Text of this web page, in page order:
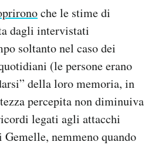
che le stime di
dagli intervistati
soltanto nel caso dei
(le persone erano
della loro memoria, in
percepita non diminuiva
legati agli attacchi
nemmeno quando